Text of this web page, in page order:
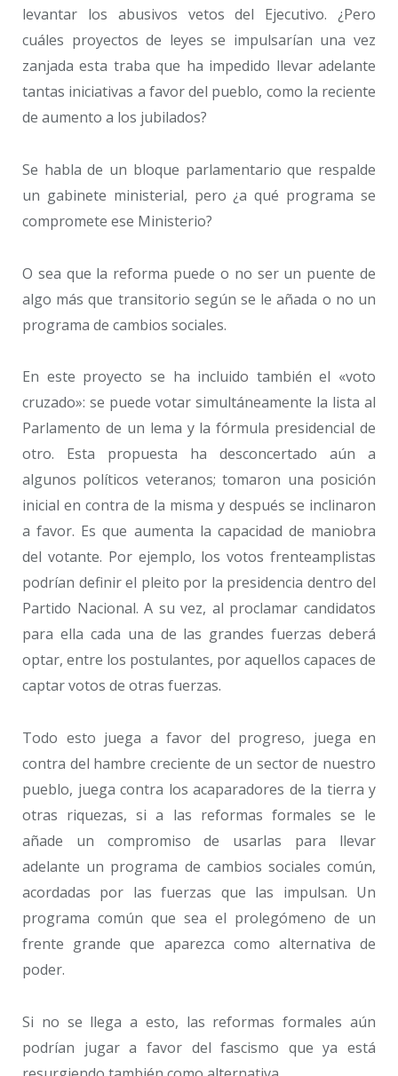
levantar los abusivos vetos del Ejecutivo. ¿Pero
cuáles proyectos de leyes se impulsarían una vez
zanjada esta traba que ha impedido llevar adelante
tantas iniciativas a favor del pueblo, como la reciente
de aumento a los jubilados?
Se habla de un bloque parlamentario que respalde
un gabinete ministerial, pero ¿a qué programa se
compromete ese Ministerio?
O sea que la reforma puede o no ser un puente de
algo más que transitorio según se le añada o no un
programa de cambios sociales.
En este proyecto se ha incluido también el «voto
cruzado»: se puede votar simultáneamente la lista al
Parlamento de un lema y la fórmula presidencial de
otro. Esta propuesta ha desconcertado aún a
algunos políticos veteranos; tomaron una posición
inicial en contra de la misma y después se inclinaron
a favor. Es que aumenta la capacidad de maniobra
del votante. Por ejemplo, los votos frenteamplistas
podrían definir el pleito por la presidencia dentro del
Partido Nacional. A su vez, al proclamar candidatos
para ella cada una de las grandes fuerzas deberá
optar, entre los postulantes, por aquellos capaces de
captar votos de otras fuerzas.
Todo esto juega a favor del progreso, juega en
contra del hambre creciente de un sector de nuestro
pueblo, juega contra los acaparadores de la tierra y
otras riquezas, si a las reformas formales se le
añade un compromiso de usarlas para llevar
adelante un programa de cambios sociales común,
acordadas por las fuerzas que las impulsan. Un
programa común que sea el prolegómeno de un
frente grande que aparezca como alternativa de
poder.
Si no se llega a esto, las reformas formales aún
podrían jugar a favor del fascismo que ya está